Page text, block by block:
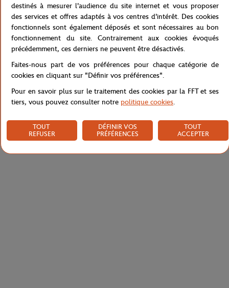
Caractéristiques
Livraison et retours
destinés à mesurer l'audience du site internet et vous proposer
des services et offres adaptés à vos centres d'intérêt. Des cookies
fonctionnels sont également déposés et sont nécessaires au bon
fonctionnement du site. Contrairement aux cookies évoqués
précédemment, ces derniers ne peuvent être désactivés.
Faites-nous part de vos préférences pour chaque catégorie de
cookies en cliquant sur "Définir vos préférences".
Pour en savoir plus sur le traitement des cookies par la FFT et ses
tiers, vous pouvez consulter notre politique cookies.
TOUT
REFUSER
DÉFINIR VOS
PRÉFÉRENCES
TOUT
ACCEPTER